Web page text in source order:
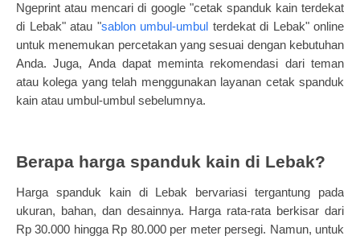
Ngeprint atau mencari di google "cetak spanduk kain terdekat
di Lebak" atau "sablon umbul-umbul terdekat di Lebak" online
untuk menemukan percetakan yang sesuai dengan kebutuhan
Anda. Juga, Anda dapat meminta rekomendasi dari teman
atau kolega yang telah menggunakan layanan cetak spanduk
kain atau umbul-umbul sebelumnya.
Berapa harga spanduk kain di Lebak?
Harga spanduk kain di Lebak bervariasi tergantung pada
ukuran, bahan, dan desainnya. Harga rata-rata berkisar dari
Rp 30.000 hingga Rp 80.000 per meter persegi. Namun, untuk